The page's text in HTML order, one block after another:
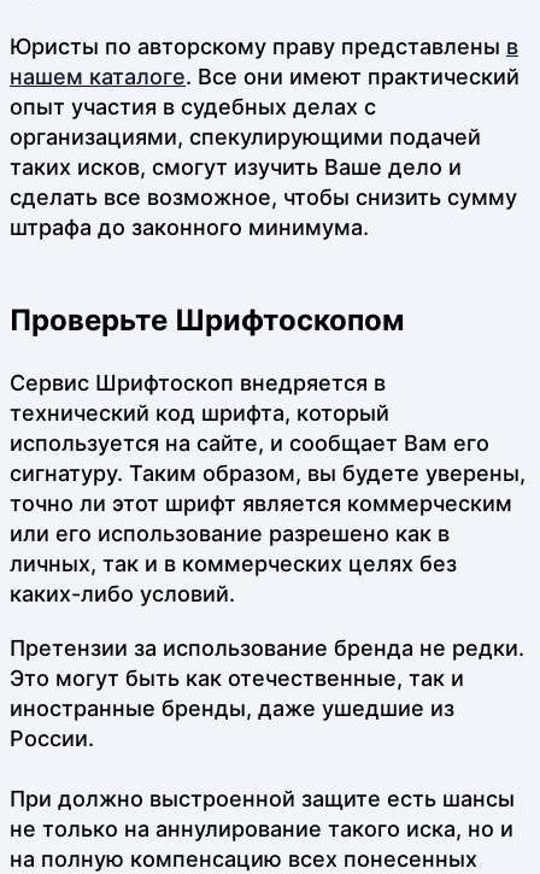
Юристы по авторскому праву представлены в
нашем каталоге. Все они имеют практический
опыт участия в судебных делах с
организациями, спекулирующими подачей
таких исков, смогут изучить Ваше дело и
сделать все возможное, чтобы снизить сумму
штрафа до законного минимума.
Проверьте Шрифтоскопом
Сервис Шрифтоскоп внедряется в
технический код шрифта, который
используется на сайте, и сообщает Вам его
сигнатуру. Таким образом, вы будете уверены,
точно ли этот шрифт является коммерческим
или его использование разрешено как в
личных, так и в коммерческих целях без
каких-либо условий.
Претензии за использование бренда не редки.
Это могут быть как отечественные, так и
иностранные бренды, даже ушедшие из
России.
При должно выстроенной защите есть шансы
не только на аннулирование такого иска, но и
на полную компенсацию всех понесенных